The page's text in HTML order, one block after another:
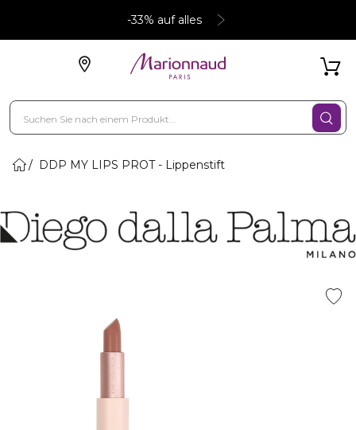
-33% auf alles
DDP MY LIPS PROT - Lippenstift